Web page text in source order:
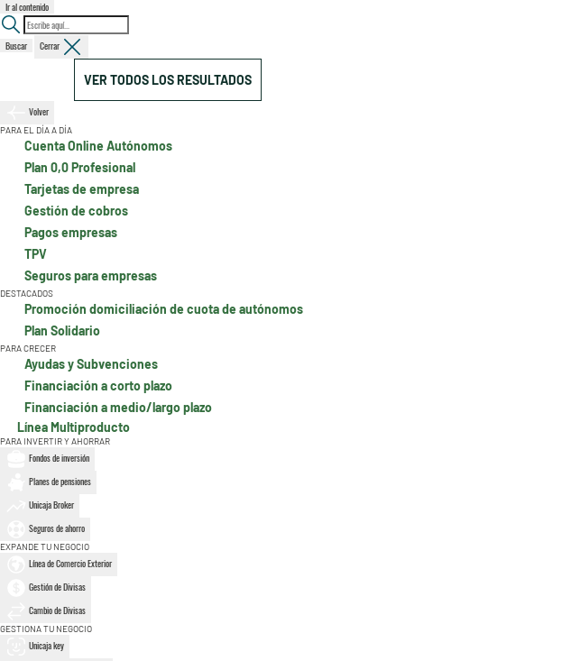
Ir al contenido
Buscar Cerrar
VER TODOS LOS RESULTADOS
Volver
PARA EL DÍA A DÍA
Cuenta Online Autónomos
Plan 0,0 Profesional
Tarjetas de empresa
Gestión de cobros
Pagos empresas
TPV
Seguros para empresas
DESTACADOS
Promoción domiciliación de cuota de autónomos
Plan Solidario
PARA CRECER
Ayudas y Subvenciones
Financiación a corto plazo
Financiación a medio/largo plazo
Línea Multiproducto
PARA INVERTIR Y AHORRAR
Fondos de inversión
Planes de pensiones
Unicaja Broker
Seguros de ahorro
EXPANDE TU NEGOCIO
Línea de Comercio Exterior
Gestión de Divisas
Cambio de Divisas
GESTIONA TU NEGOCIO
Unicaja key